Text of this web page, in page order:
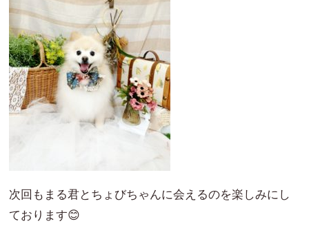
次回もまる君とちょびちゃんに会えるのを楽しみにし
ております😊